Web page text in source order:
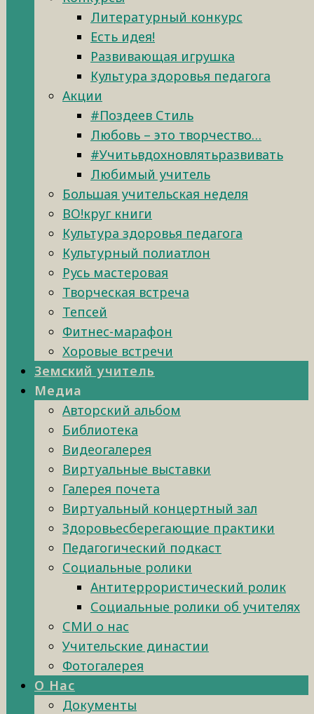
Литературный конкурс
Есть идея!
Развивающая игрушка
Культура здоровья педагога
Акции
#Поздеев Стиль
Любовь – это творчество…
#Учитьвдохновлятьразвивать
Любимый учитель
Большая учительская неделя
ВО!круг книги
Культура здоровья педагога
Культурный полиатлон
Русь мастеровая
Творческая встреча
Тепсей
Фитнес-марафон
Хоровые встречи
Земский учитель
Медиа
Авторский альбом
Библиотека
Видеогалерея
Виртуальные выставки
Галерея почета
Виртуальный концертный зал
Здоровьесберегающие практики
Педагогический подкаст
Социальные ролики
Антитеррористический ролик
Социальные ролики об учителях
СМИ о нас
Учительские династии
Фотогалерея
О Нас
Документы